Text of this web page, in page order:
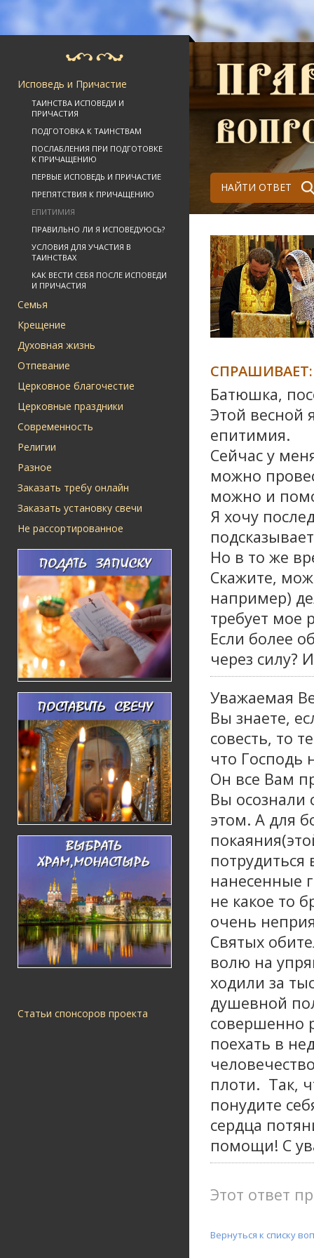
Исповедь и Причастие
ТАИНСТВА ИСПОВЕДИ И
ПРИЧАСТИЯ
ПОДГОТОВКА К ТАИНСТВАМ
ПОСЛАБЛЕНИЯ ПРИ ПОДГОТОВКЕ
К ПРИЧАЩЕНИЮ
ПЕРВЫЕ ИСПОВЕДЬ И ПРИЧАСТИЕ
ПРЕПЯТСТВИЯ К ПРИЧАЩЕНИЮ
ЕПИТИМИЯ
ПРАВИЛЬНО ЛИ Я ИСПОВЕДУЮСЬ?
УСЛОВИЯ ДЛЯ УЧАСТИЯ В
ТАИНСТВАХ
КАК ВЕСТИ СЕБЯ ПОСЛЕ ИСПОВЕДИ
И ПРИЧАСТИЯ
Семья
Крещение
Духовная жизнь
Отпевание
Церковное благочестие
Церковные праздники
Современность
Религии
Разное
Заказать требу онлайн
Заказать установку свечи
Не рассортированное
Статьи спонсоров проекта
НАЙТИ ОТВЕТ
СПРАШИВАЕТ:
Батюшка,
Этой весной
епитимия.
Сейчас у
можно
можно и
Я хочу
Но в то же
Скажите,
например)
требует мое
Если более
через силу?
Уважаемая
Вы знаете,
совесть, то
что Господь
Он все Вам
Вы осознали
этом. А для
нанесенные
не какое то
очень
Святых
волю на
ходили за
душевной
совершенно
поехать в
плоти. Так,
понудите
сердца
помощи! С
Этот ответ
Вернуться к списку